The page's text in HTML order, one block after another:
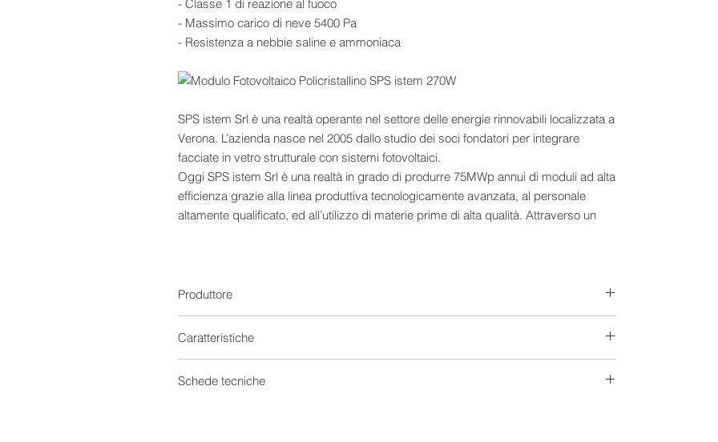
- Classe 1 di reazione al fuoco
- Massimo carico di neve 5400 Pa
- Resistenza a nebbie saline e ammoniaca
SPS istem Srl è una realtà operante nel settore delle energie rinnovabili localizzata a
Verona. L’azienda nasce nel 2005 dallo studio dei soci fondatori per integrare
facciate in vetro strutturale con sistemi fotovoltaici.
Oggi SPS istem Srl è una realtà in grado di produrre 75MWp annui di moduli ad alta
efficienza grazie alla linea produttiva tecnologicamente avanzata, al personale
altamente qualificato, ed all’utilizzo di materie prime di alta qualità. Attraverso un
tecniche ed il corretto funzionamento nei limiti dei valori di tolleranza, e di generare
sia per l’installatore dell’impianto, che per il cliente finale.
Produttore
Caratteristiche
Moduli Fotovoltaici
Schede tecniche